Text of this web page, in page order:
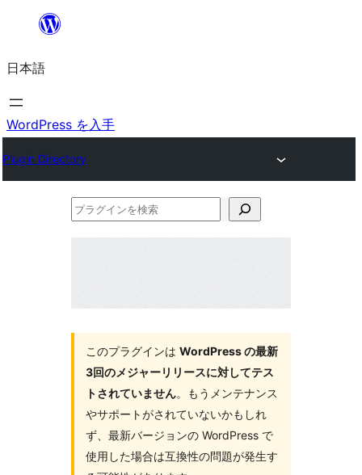
を
ス
キ
プ
日本語
WordPress を入手
Plugin Directory
プ
ン
を
このプラグインは WordPress の最新
3回のメジャーリリースに対してテス
トされていません。もうメンテナンス
やサポートがされていないかもしれ
ず、最新バージョンの WordPress で
使用した場合は互換性の問題が発生す